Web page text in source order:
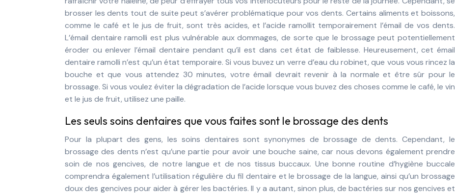
brosser les dents tout de suite peut s’avérer problématique pour vos dents. Certains aliments et boissons,
comme le café et le jus de fruit, sont très acides, et l’acide ramollit temporairement l’émail de vos dents.
L’émail dentaire ramolli est plus vulnérable aux dommages, de sorte que le brossage peut potentiellement
éroder ou enlever l’émail dentaire pendant qu’il est dans cet état de faiblesse. Heureusement, cet émail
dentaire ramolli n’est qu’un état temporaire. Si vous buvez un verre d’eau du robinet, que vous vous rincez la
bouche et que vous attendez 30 minutes, votre émail devrait revenir à la normale et être sûr pour le
brossage. Si vous voulez éviter la dégradation de l’acide lorsque vous buvez des choses comme le café, le vin
et le jus de fruit, utilisez une paille.
Les seuls soins dentaires que vous faites sont le brossage des dents
Pour la plupart des gens, les soins dentaires sont synonymes de brossage de dents. Cependant, le
brossage des dents n’est qu’une partie pour avoir une bouche saine, car nous devons également prendre
soin de nos gencives, de notre langue et de nos tissus buccaux. Une bonne routine d’hygiène buccale
comprendra également l’utilisation régulière du fil dentaire et le brossage de la langue, ainsi qu’un brossage
doux des gencives pour aider à gérer les bactéries. Il y a autant, sinon plus, de bactéries sur nos gencives et